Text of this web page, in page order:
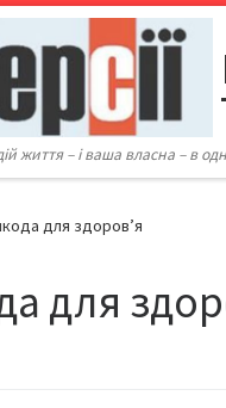
життя – і ваша власна – в
для здоров’я
для